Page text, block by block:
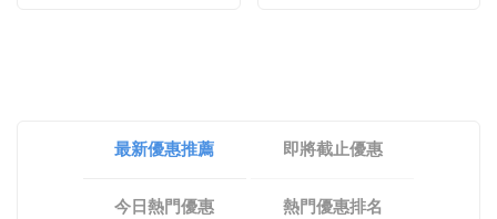
最新優惠推薦 即將截止優惠
今日熱門優惠 熱門優惠排名